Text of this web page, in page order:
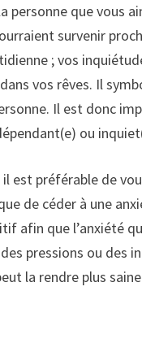
personne que vous
survenir
; vos
vos rêves. Il
Il est donc
ou
est préférable de
de céder à une
afin que l’anxiété
pressions ou des
la rendre plus